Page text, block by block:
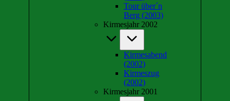
Tour über´n
Berg (2003)
Kirmesjahr 2002
Kirmesabend
(2002)
Kirmeszug
(2002)
Kirmesjahr 2001